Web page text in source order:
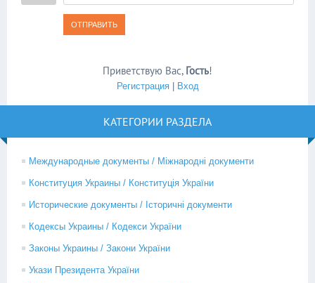
ОТПРАВИТЬ
Приветствую Вас, Гость!
Регистрация| Вход
КАТЕГОРИИ РАЗДЕЛА
Международные документы / Міжнародні документи
Конституция Украины / Конституція України
Исторические документы / Історичні документи
Кодексы Украины / Кодекси України
Законы Украины / Закони України
Укази Президента України